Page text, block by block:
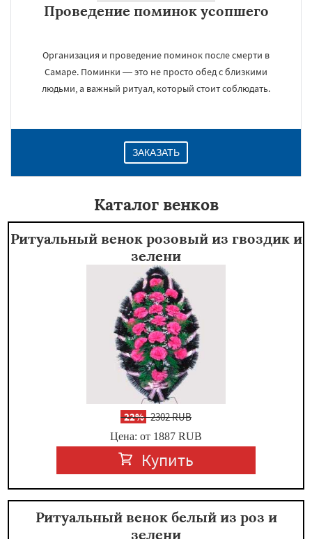
Проведение поминок усопшего
Организация и проведение поминок после смерти в
Самаре. Поминки — это не просто обед с близкими
людьми, а важный ритуал, который стоит соблюдать.
ЗАКАЗАТЬ
Каталог венков
Ритуальный венок розовый из гвоздик и
зелени
-22%2302 RUB
Цена: от 1887 RUB
Купить
Ритуальный венок белый из роз и
зелени